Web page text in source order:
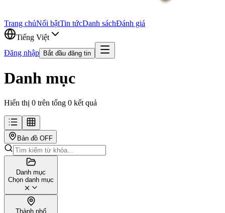
Trang chủNổi bậtTin tứcDanh sáchĐánh giá
Tiếng Việt
Đăng nhập
Bắt đầu đăng tin
Danh mục
Hiển thị 0 trên tổng 0 kết quả
Bản đồ OFF
Danh mục
Chọn danh mục
Thành phố